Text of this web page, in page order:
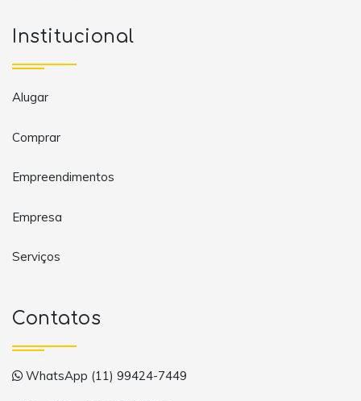
Institucional
Alugar
Comprar
Empreendimentos
Empresa
Serviços
Contatos
WhatsApp (11) 99424-7449